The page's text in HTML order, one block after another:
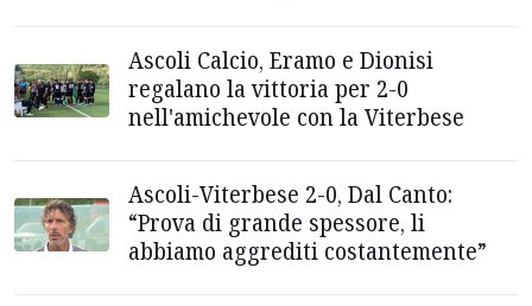
Ascoli Calcio, Eramo e Dionisi
regalano la vittoria per 2-0
nell'amichevole con la Viterbese
Ascoli-Viterbese 2-0, Dal Canto:
“Prova di grande spessore, li
abbiamo aggrediti costantemente”